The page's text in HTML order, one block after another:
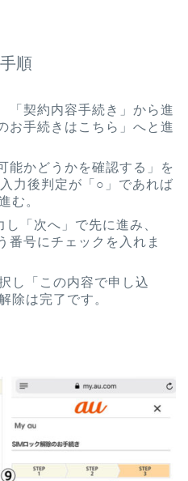
順
「契約内容手続き」から進
お手続きはこちら」へと進
能かどうかを確認する」を
力後判定が「○」であれば
む。
「次へ」で先に進み、
番号にチェックを入れま
し「この内容で申し込
除は完了です。